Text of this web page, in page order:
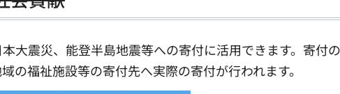
大震災、能登半島地震等への寄付に活用できます。寄付
の福祉施設等の寄付先へ実際の寄付が行われます。